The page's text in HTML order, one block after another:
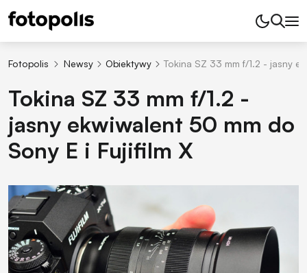
Fotopolis Newsy Obiektywy Tokina SZ 33 mm f/1.2 - jasny
Tokina SZ 33 mm f/1.2 -
jasny ekwiwalent 50 mm do
Sony E i Fujifilm X